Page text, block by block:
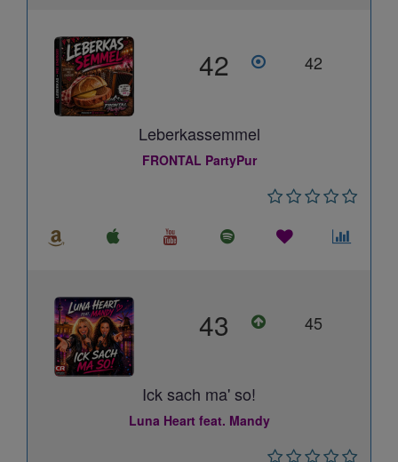
42 42
Leberkassemmel
FRONTAL PartyPur
43 45
Ick sach ma' so!
Luna Heart feat. Mandy